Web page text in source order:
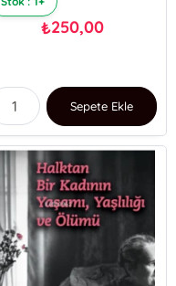
₺250,00
Sepete Ekle